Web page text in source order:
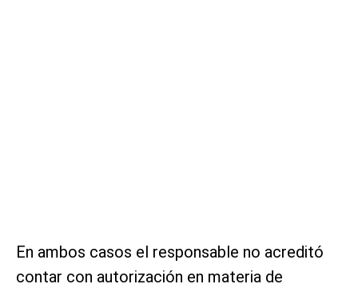
En ambos casos el responsable no acreditó
contar con autorización en materia de